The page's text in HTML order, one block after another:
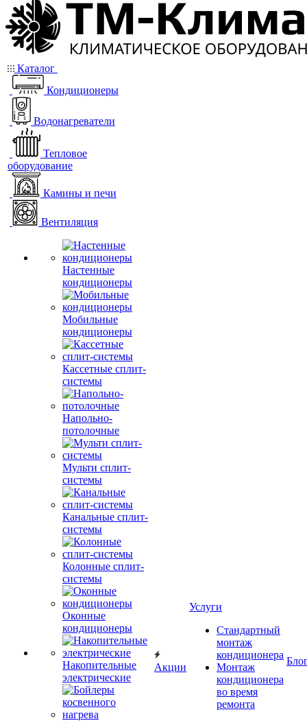
Каталог
Кондиционеры
Водонагреватели
Тепловое
оборудование
Камины и печи
Вентиляция
Настенные
кондиционеры
Мобильные
кондиционеры
Кассетные сплит-
системы
Напольно-
потолочные
Мульти сплит-
системы
Канальные сплит-
системы
Колонные сплит-
системы
Оконные
кондиционеры
Накопительные
электрические
Акции
Услуги
Стандартный
монтаж
кондиционера
Монтаж
кондиционера
во время
ремонта